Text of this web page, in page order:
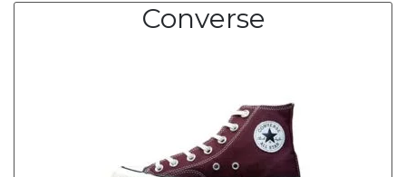
Converse